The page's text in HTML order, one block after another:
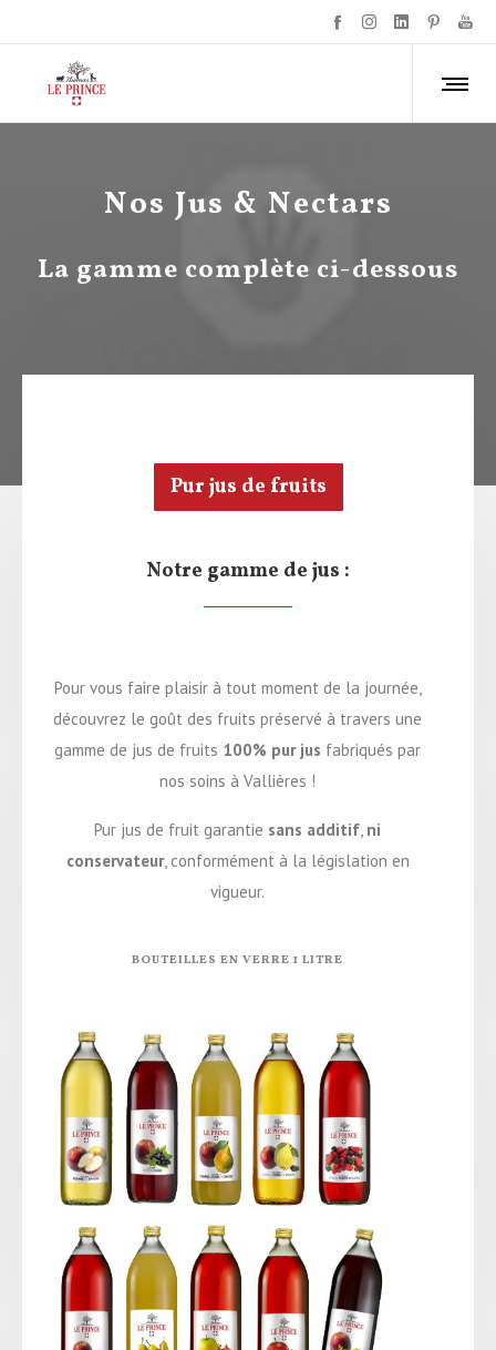
Nos Jus & Nectars
La gamme complète ci-dessous
Pur jus de fruits
Notre gamme de jus :
Pour vous faire plaisir à tout moment de la journée,
découvrez le goût des fruits préservé à travers une
gamme de jus de fruits 100% pur jus fabriqués par
nos soins à Vallières !
Pur jus de fruit garantie sans additif, ni
conservateur, conformément à la législation en
vigueur.
BOUTEILLES EN VERRE 1 LITRE